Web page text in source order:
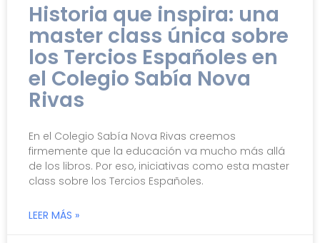
Historia que inspira: una
master class única sobre
los Tercios Españoles en
el Colegio Sabía Nova
Rivas
En el Colegio Sabía Nova Rivas creemos
firmemente que la educación va mucho más allá
de los libros. Por eso, iniciativas como esta master
class sobre los Tercios Españoles.
LEER MÁS »